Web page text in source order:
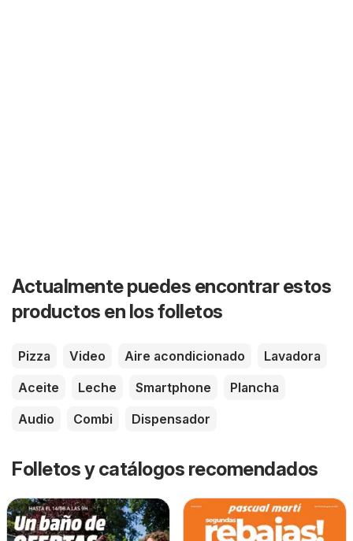
Actualmente puedes encontrar estos
productos en los folletos
Pizza Video Aire acondicionado
Lavadora
Aceite
Leche Smartphone
Plancha
Audio
Combi Dispensador
Folletos y catálogos recomendados